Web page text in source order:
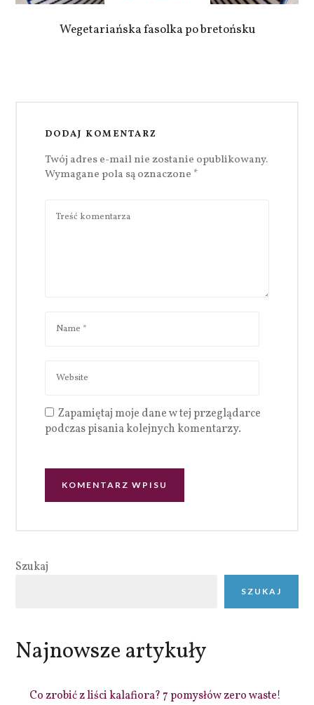
Wegetariańska fasolka po bretońsku
DODAJ KOMENTARZ
Twój adres e-mail nie zostanie opublikowany.
Wymagane pola są oznaczone *
Zapamiętaj moje dane w tej przeglądarce
podczas pisania kolejnych komentarzy.
Szukaj
SZUKAJ
Najnowsze artykuły
Co zrobić z liści kalafiora? 7 pomysłów zero waste!